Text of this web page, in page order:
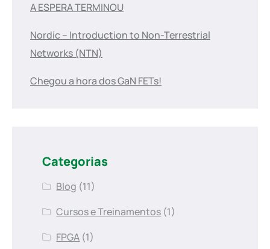
A ESPERA TERMINOU
Nordic – Introduction to Non-Terrestrial
Networks (NTN)
Chegou a hora dos GaN FETs!
Categorias
Blog (11)
Cursos e Treinamentos (1)
FPGA (1)